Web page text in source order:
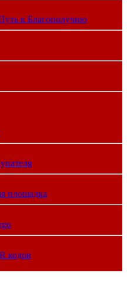
к Благополучию
площадка
кодов